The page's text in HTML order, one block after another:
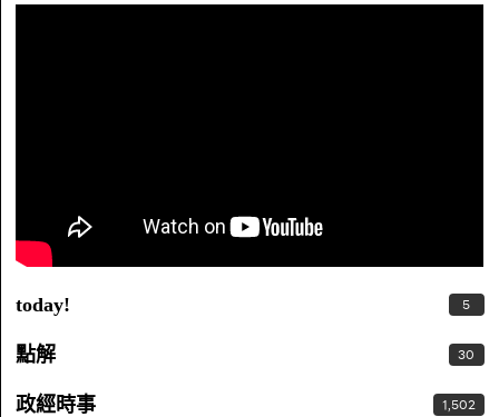
today! 5
點解 30
政經時事 1,502